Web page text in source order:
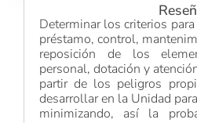
Determinar los criterios
préstamo, control,
reposición de los
personal, dotación y
partir de los peligros
desarrollar en la Unidad
minimizando, así la